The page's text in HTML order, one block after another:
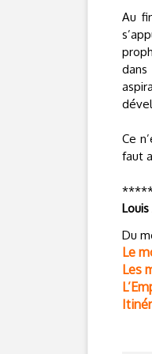
Au
Ce
faut
Du
Le
Les